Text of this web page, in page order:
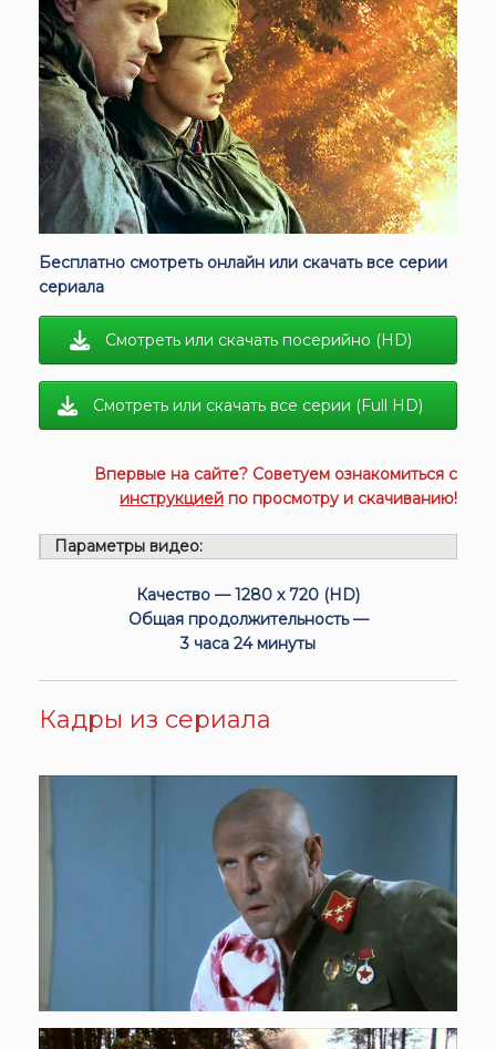
Бесплатно смотреть онлайн или скачать все серии
сериала
Смотреть или скачать посерийно (HD)
Смотреть или скачать все серии (Full HD)
Впервые на сайте? Советуем ознакомиться с
инструкцией по просмотру и скачиванию!
Параметры видео:
Качество — 1280 x 720 (HD)
Общая продолжительность —
3 часа 24 минуты
Кадры из сериала